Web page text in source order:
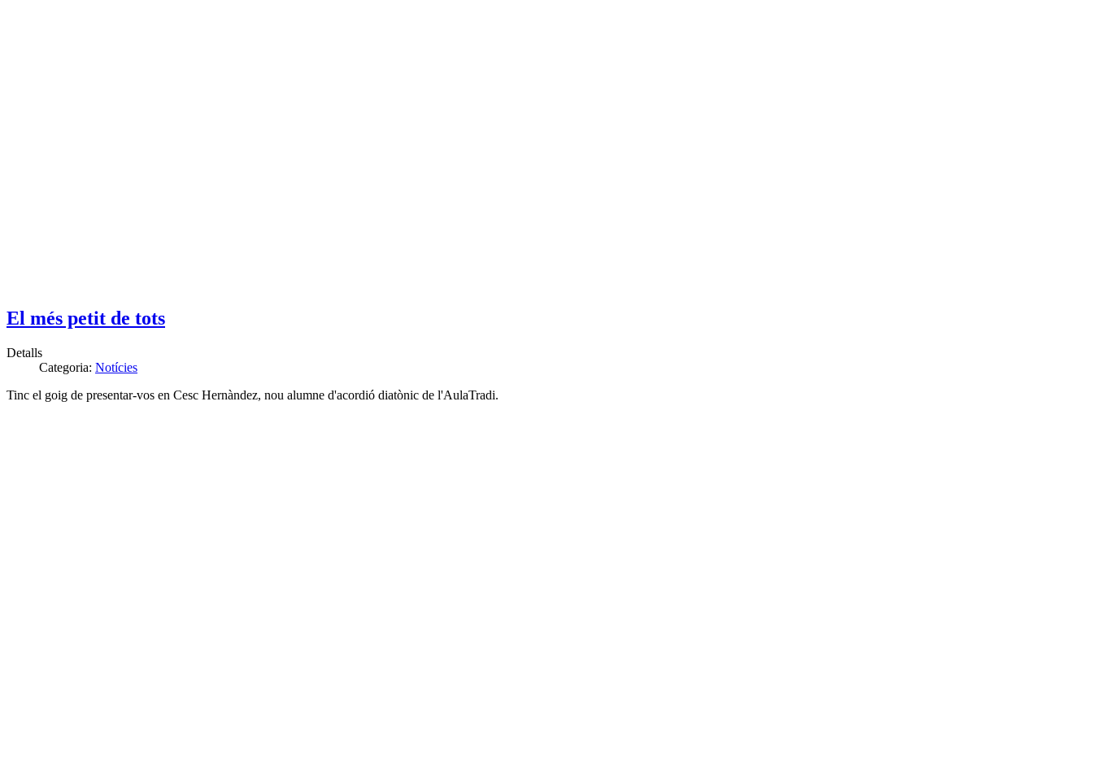
El més petit de tots
Detalls
Categoria: Notícies
Tinc el goig de presentar-vos en Cesc Hernàndez, nou alumne d'acordió diatònic de l'AulaTradi.